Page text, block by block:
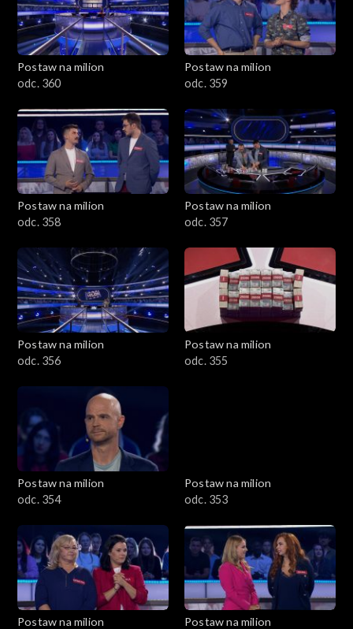
Postaw na milion
odc. 360
Postaw na milion
odc. 359
Postaw na milion
odc. 358
Postaw na milion
odc. 357
Postaw na milion
odc. 356
Postaw na milion
odc. 355
Postaw na milion
odc. 354
Postaw na milion
odc. 353
Postaw na milion
Postaw na milion